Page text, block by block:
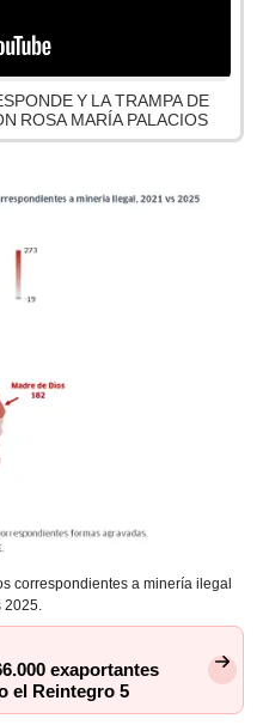
Y LA TRAMPA DE
ROSA MARÍA PALACIOS
correspondientes a minería ilegal
exaportantes
el Reintegro 5